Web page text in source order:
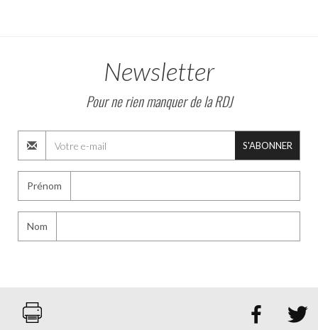
Newsletter
Pour ne rien manquer de la RDJ
S'ABONNER
Prénom
Nom
 